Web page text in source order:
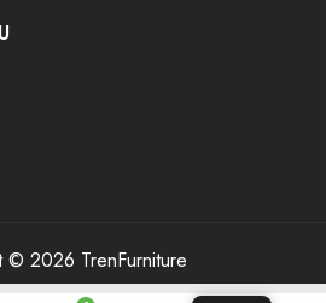
© 2026 TrenFurniture